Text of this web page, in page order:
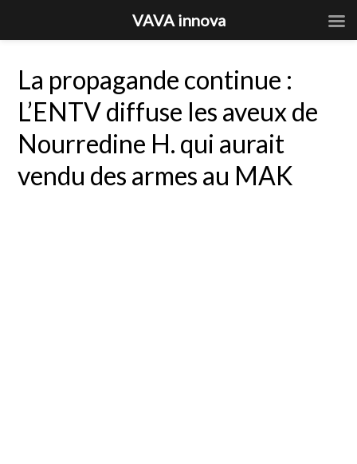
La propagande continue :
L’ENTV diffuse les aveux de
Nourredine H. qui aurait
vendu des armes au MAK
VAVA innova